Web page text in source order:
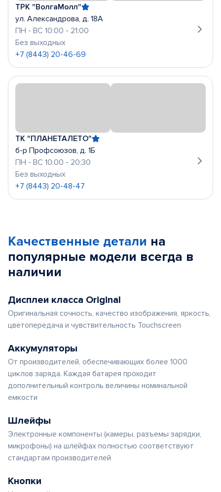
ТРК "ВолгаМолл"
ул. Александрова, д. 18А
ПН - ВС 10:00 - 21:00
Без выходных
+7 (8443) 20-46-69
ТК "ПЛАНЕТАЛЕТО"
б-р Профсоюзов, д. 1Б
ПН - ВС 10:00 - 20:30
Без выходных
+7 (8443) 20-48-47
Качественные детали на
популярные модели всегда в
наличии
Дисплеи класса Original
Оригинальная сочность, качество изображения, яркость,
цветопередача и чувствительность Touchscreen
Аккумуляторы
От производителей, обеспечивающих более 1000
циклов заряда. Каждая батарея проходит
дополнительный контроль величины номинальной
емкости
Шлейфы
Электронные компоненты (камеры, разъемы зарядки,
микрофоны) на шлейфах полностью соответствуют
стандартам производителей
Кнопки